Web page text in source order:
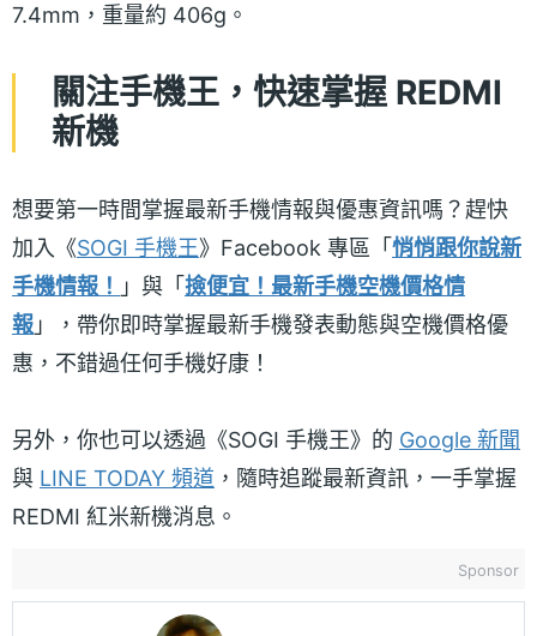
7.4mm，重量約 406g。
關注手機王，快速掌握 REDMI
新機
想要第一時間掌握最新手機情報與優惠資訊嗎？趕快
加入《SOGI 手機王》Facebook 專區「悄悄跟你說新
手機情報！ 」與「撿便宜！最新手機空機價格情
報 」，帶你即時掌握最新手機發表動態與空機價格優
惠，不錯過任何手機好康！
另外，你也可以透過《SOGI 手機王》的 Google 新聞
與 LINE TODAY 頻道 ，隨時追蹤最新資訊，一手掌握
REDMI 紅米新機消息。
Sponsor